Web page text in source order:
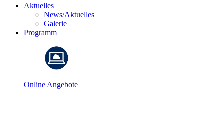
Aktuelles
News/Aktuelles
Galerie
Programm
Online Angebote